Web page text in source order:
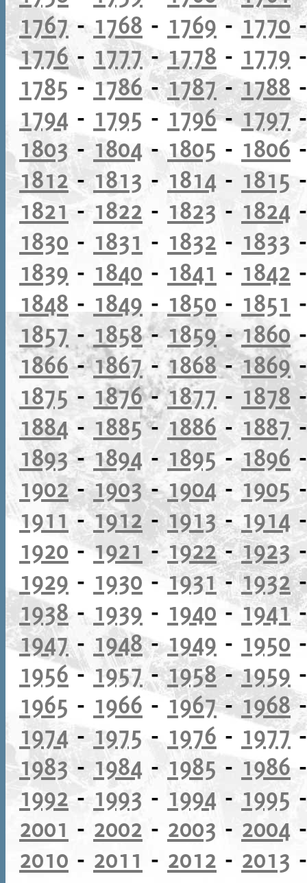
1767- 1768 - 1769 - 1770
1776- 1777-1778 - 1779
1785- 1786-1787-1788
1794 - 1795 - 1796-1797
1803 -1804 - 1805 - 1806
1812- 1813 - 1814 - 1815
1821 - 1822 - 1823 - 1824
1830 - 1831 - 1832 - 1833
1839 - 1840 - 1841 - 1842
1848 - 1849 - 1850 - 1851
1857 - 1858-1859-1860
1866-1867- 1868-1869
1875 - 1876-1877 - 1878
1884 - 1885-1886- 1887
1893-1894 - 1895-1896
1902-1903-1904-1905
1911 -1912-1913-1914
1920 -1921- 1922-1923
1929 - 1930 -1931-1932
1938- 1939 - 1940 - 1941
1947- 1948-1949 - 1950
1956- 1957-1958-1959
1965 - 1966 - 1967-1968
1974 -1975 - 1976 - 1977
1983- 1984 - 1985 - 1986
1992 - 1993 - 1994 - 1995
2001 - 2002 - 2003 - 2004
2010 - 2011 - 2012 - 2013